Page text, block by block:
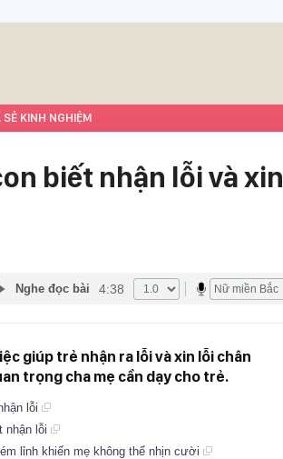
SẺ KINH NGHIỆM
biết nhận lỗi và xin
Nghe đọc bài 4:38
giúp trẻ nhận ra lỗi và xin lỗi chân
trọng cha mẹ cần dạy cho trẻ.
lỗi
nhận lỗi
lỉnh khiến mẹ không thể nhịn cười